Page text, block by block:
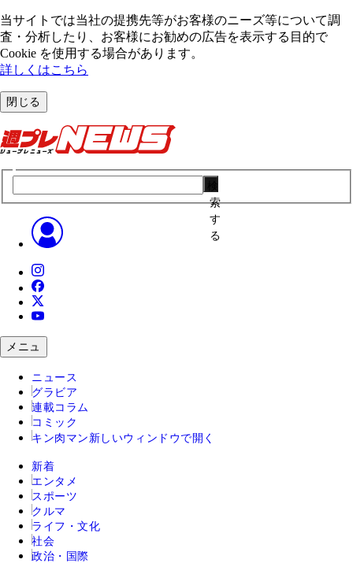
当サイトでは当社の提携先等がお客様のニーズ等について調
査・分析したり、お客様にお勧めの広告を表⽰する⽬的で
Cookie を使⽤する場合があります。
詳しくはこちら
閉じる
索
す
る
メニュ
ニュース
グラビア
連載コラム
コミック
キン肉マン 新しいウィンドウで開く
新着
エンタメ
スポーツ
クルマ
ライフ・文化
社会
政治・国際